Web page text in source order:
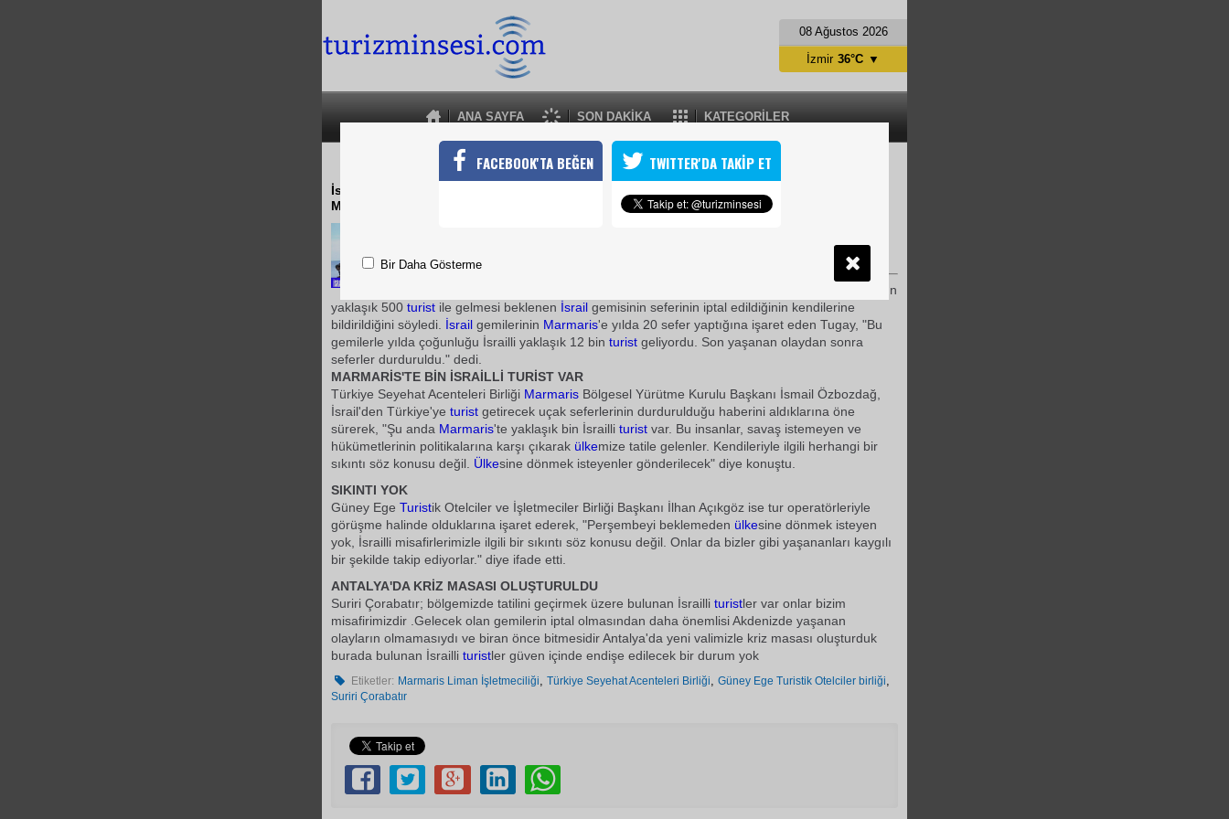
08 Ağustos 2026
ANA SAYFA SON DAKİKA KATEGORİLER
İzmir 36°C ▼
İSRAİL İLE GEMİ SEFERLERİ DURDURULDU
İsrail'in, Gazze'ye yardım götüren gemilere saldırması üzerine İsrail yolcu gemilerinin
Marmaris ilçesine yaptığı seferlerine ara verildi
Liman İşletmeciliği AŞ Genel Müdürü Şükrü Tugay, ilçeye yarın
yaklaşık 500 turist ile gelmesi beklenen İsrail gemisinin seferinin iptal edildiğinin kendilerine
bildirildiğini söyledi. İsrail gemilerinin Marmaris'e yılda 20 sefer yaptığına işaret eden Tugay, "Bu
gemilerle yılda çoğunluğu İsrailli yaklaşık 12 bin turist geliyordu. Son yaşanan olaydan sonra
seferler durduruldu." dedi.
MARMARİS'TE BİN İSRAİLLİ TURİST VAR
Türkiye Seyehat Acenteleri Birliği Marmaris Bölgesel Yürütme Kurulu Başkanı İsmail Özbozdağ,
İsrail'den Türkiye'ye turist getirecek uçak seferlerinin durdurulduğu haberini aldıklarına öne
sürerek, "Şu anda Marmaris'te yaklaşık bin İsrailli turist var. Bu insanlar, savaş istemeyen ve
hükümetlerinin politikalarına karşı çıkarak ülkemize tatile gelenler. Kendileriyle ilgili herhangi bir
sıkıntı söz konusu değil. Ülkesine dönmek isteyenler gönderilecek" diye konuştu.
SIKINTI YOK
Güney Ege Turistik Otelciler ve İşletmeciler Birliği Başkanı İlhan Açıkgöz ise tur operatörleriyle
görüşme halinde olduklarına işaret ederek, "Perşembeyi beklemeden ülkesine dönmek isteyen
yok, İsrailli misafirlerimizle ilgili bir sıkıntı söz konusu değil. Onlar da bizler gibi yaşananları kaygılı
bir şekilde takip ediyorlar." diye ifade etti.
ANTALYA'DA KRİZ MASASI OLUŞTURULDU
Suriri Çorabatır; bölgemizde tatilini geçirmek üzere bulunan İsrailli turistler var onlar bizim
misafirimizdir .Gelecek olan gemilerin iptal olmasından daha önemlisi Akdenizde yaşanan
olayların olmamasıydı ve biran önce bitmesidir Antalya'da yeni valimizle kriz masası oluşturduk
burada bulunan İsrailli turistler güven içinde endişe edilecek bir durum yok
Etiketler: Marmaris Liman İşletmeciliği,Türkiye Seyehat Acenteleri Birliği,Güney Ege Turistik Otelciler birliği,
Suriri Çorabatır
FACEBOOK'TA BEĞEN TWITTER'DA TAKİP ET
Bir Daha Gösterme